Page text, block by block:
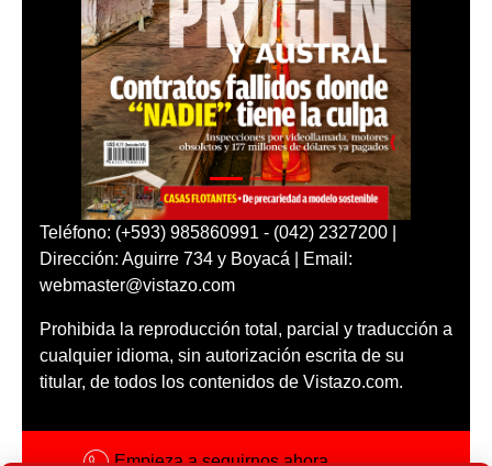
Teléfono: (+593) 985860991 - (042) 2327200 |
Dirección: Aguirre 734 y Boyacá | Email:
webmaster@vistazo.com
Prohibida la reproducción total, parcial y traducción a
cualquier idioma, sin autorización escrita de su
titular, de todos los contenidos de Vistazo.com.
Empieza a seguirnos ahora